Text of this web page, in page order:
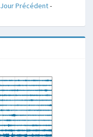
Jour Précédent-